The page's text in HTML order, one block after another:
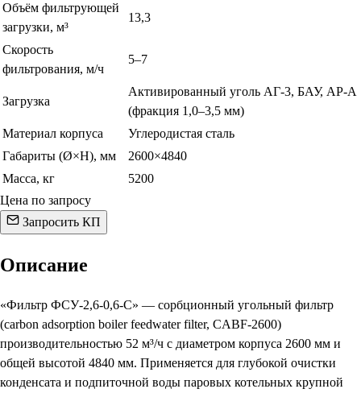
Объём фильтрующей
загрузки, м³
13,3
Скорость
фильтрования, м/ч
5–7
Загрузка
Активированный уголь АГ-3, БАУ, АР-А
(фракция 1,0–3,5 мм)
Материал корпуса
Углеродистая сталь
Габариты (Ø×H), мм
2600×4840
Масса, кг
5200
Цена по запросу
Запросить КП
Описание
«Фильтр ФСУ-2,6-0,6-С» — сорбционный угольный фильтр
(carbon adsorption boiler feedwater filter, CABF-2600)
производительностью 52 м³/ч с диаметром корпуса 2600 мм и
общей высотой 4840 мм. Применяется для глубокой очистки
конденсата и подпиточной воды паровых котельных крупной